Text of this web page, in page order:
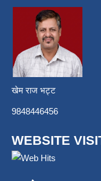
खेम राज भट्ट
9848446456
WEBSITE